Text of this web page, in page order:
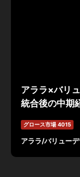
アララ×バリ
統合後の中期
グロース市場 4015
アララ/バリュー